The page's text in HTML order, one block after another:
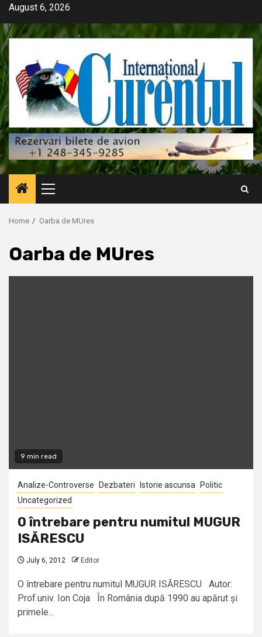
Skip
content
August 6, 2026
Primary
Menu
Home Oarba de MUres
Oarba de MUres
9 min read
Analize-Controverse Dezbateri Istorie ascunsa
Politic
Uncategorized
O întrebare pentru numitul MUGUR
ISĂRESCU
July 6, 2012 Editor
O întrebare pentru numitul MUGUR ISĂRESCU Autor:
Prof.univ. Ion Coja În România după 1990 au apărut și
primele...